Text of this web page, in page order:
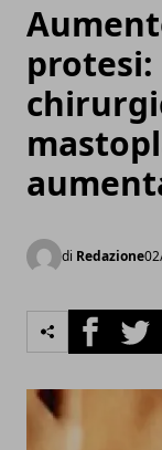
di Redazione
Facebook